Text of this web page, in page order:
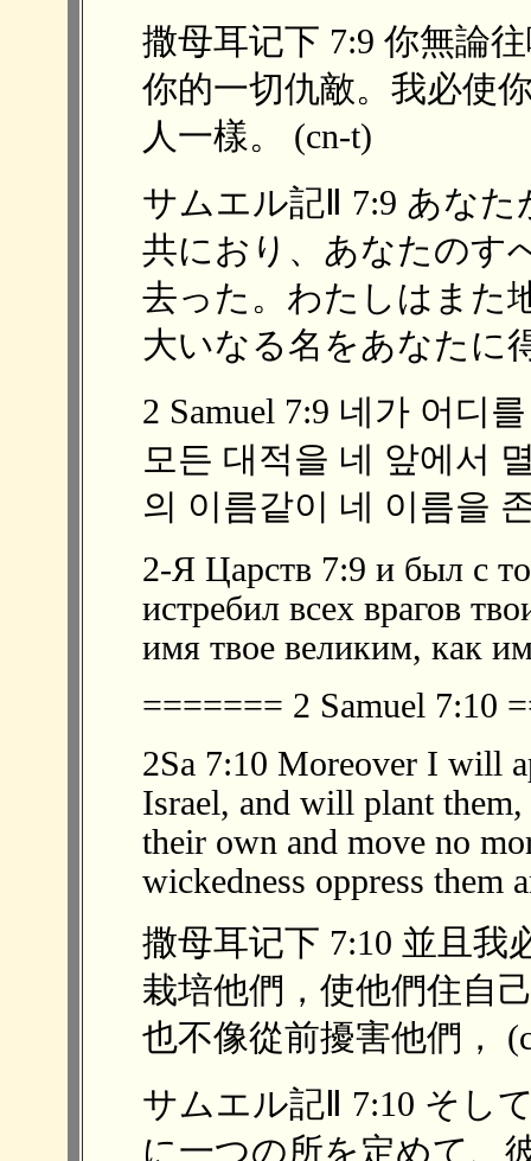
撒母耳记下 7:9 你無論
你的一切仇敵。我必使
人一樣。 (cn-t)
サムエル記Ⅱ 7:9 あな
共におり、あなたのす
去った。わたしはまた
大いなる名をあなたに
2 Samuel 7:9 네가 어디
모든 대적을 네 앞에서
의 이름같이 네 이름을
2-Я Царств 7:9 и был с
истребил всех врагов
имя твое великим, как
======= 2 Samuel 7:10
2Sa 7:10 Moreover I will
Israel, and will plant
their own and move no
wickedness oppress them
撒母耳记下 7:10 並且我
栽培他們，使他們住自
也不像從前擾害他們，
サムエル記Ⅱ 7:10 そし
に一つの所を定めて、